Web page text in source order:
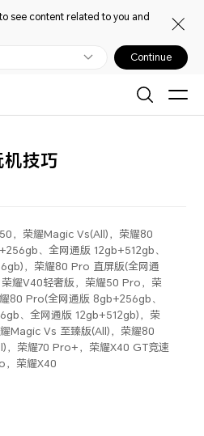
see content related to you and
Continue
机技巧
，荣耀Magic Vs(All)，荣耀80
、全网通版 12gb+512gb、
，荣耀80 Pro 直屏版(全网通
耀V40轻奢版，荣耀50 Pro，荣
80 Pro(全网通版 8gb+256gb、
、全网通版 12gb+512gb)，荣
Magic Vs 至臻版(All)，荣耀80
，荣耀70 Pro+，荣耀X40 GT竞速
，荣耀X40